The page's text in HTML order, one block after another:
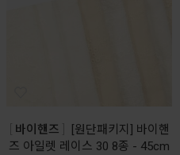
바이핸즈
[원단패키지] 바이핸
즈 아일렛 레이스 30 8종 - 45cm